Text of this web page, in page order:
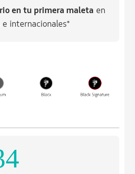
en tu primera maleta en
e internacionales*